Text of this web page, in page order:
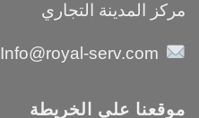
مركز المدينة التجاري
Info@royal-serv.com
موقعنا علي الخريطة